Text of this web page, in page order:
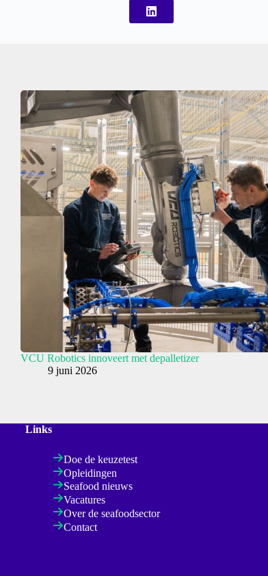
VCU Robotics innoveert met depalletizer
9 juni 2026
Links
Doe de keuzetest
Opleidingen
Seafood nieuws
Vacatures
Over de seafoodsector
Contact